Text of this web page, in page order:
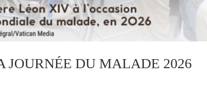
JOURNÉE DU MALADE 2026